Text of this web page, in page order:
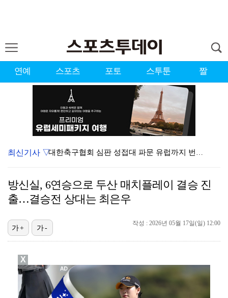
연예 스포츠 포토 스투툰 짤
대한축구협회 심판 성접대 파문 유럽까지 번졌다…佛 매체…
'황정민 스토킹 혐의' A씨 11일 결심 공판
맨시티 마레스카 감독 "이강인은 훌륭한 선수…아틀레티코…
[ST포토] 이강인, 이적 후 밝아진 얼굴
[ST포토] 선수들 지켜보는 디에고 시메오네 감독
최신기사 ▽
방신실, 6연승으로 두산 매치플레이 결승 진
출…결승전 상대는 최은우
작성 : 2026년 05월 17일(일) 12:00
가+ 가-
X